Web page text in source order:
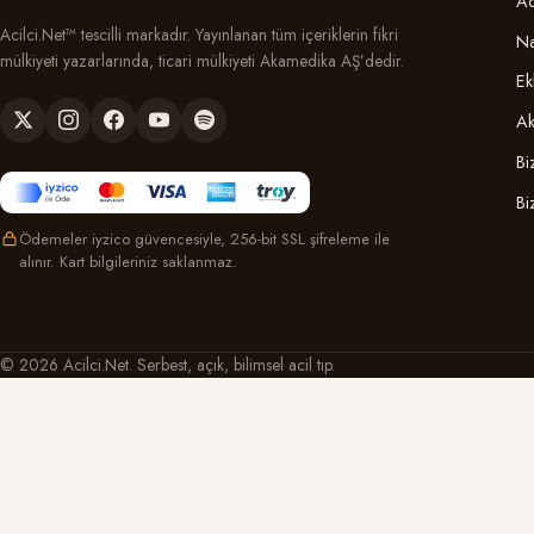
Acilci.Net™ tescilli markadır. Yayınlanan tüm içeriklerin fikri
mülkiyeti yazarlarında, ticari mülkiyeti Akamedika AŞ’dedir.
Ödemeler iyzico güvencesiyle, 256-bit SSL şifreleme ile
alınır. Kart bilgileriniz saklanmaz.
© 2026 Acilci.Net. Serbest, açık, bilimsel acil tıp.